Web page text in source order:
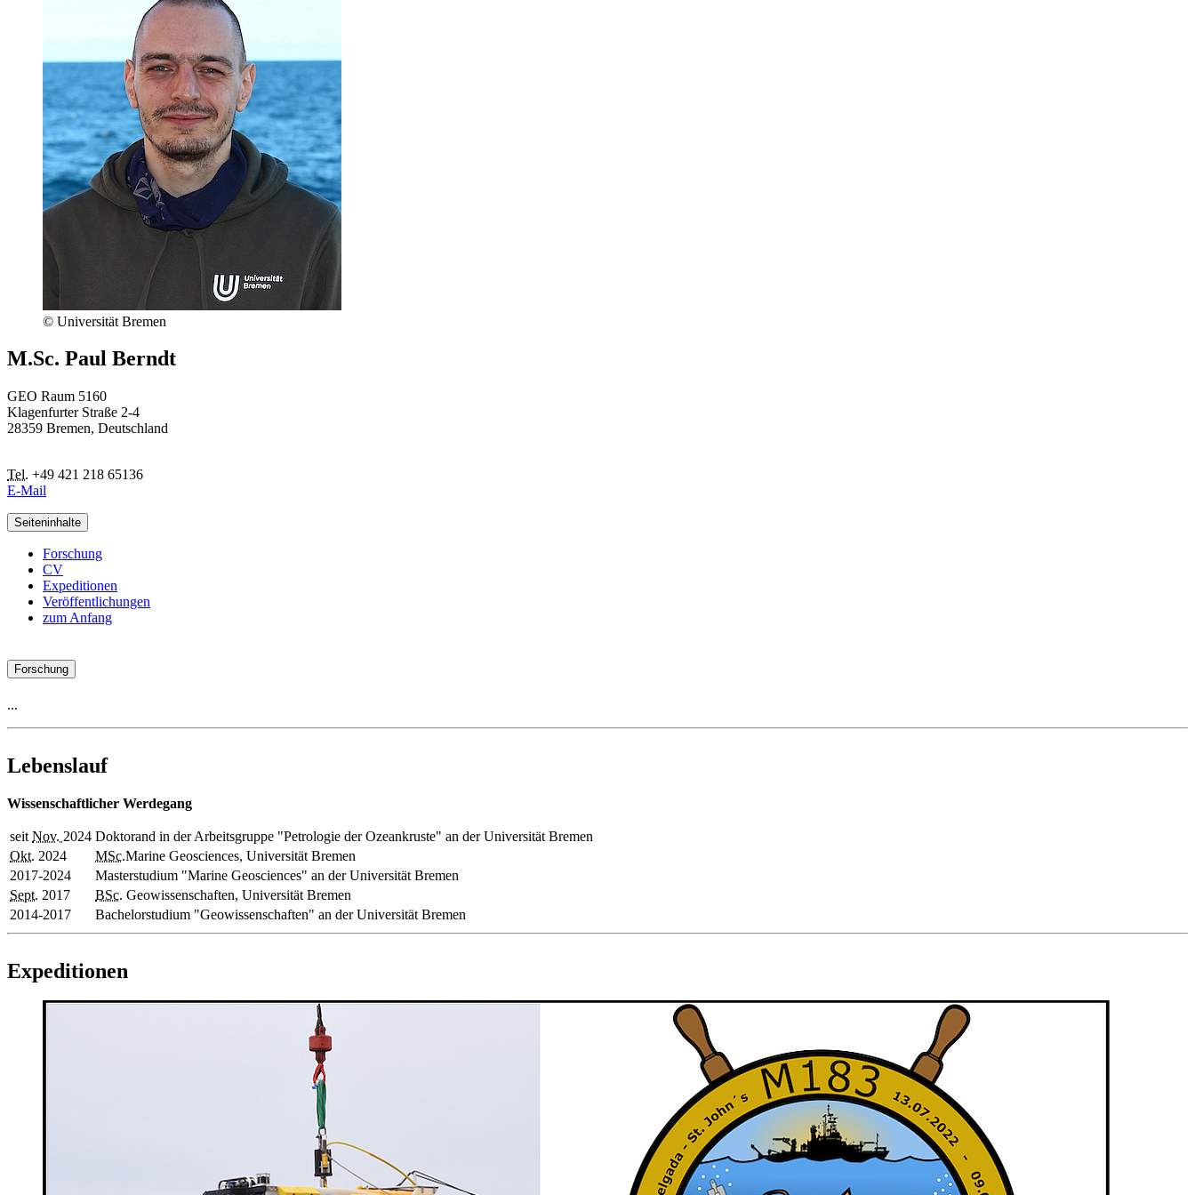
© Universität Bremen
M.Sc. Paul Berndt
GEO Raum 5160
Klagenfurter Straße 2-4
28359 Bremen, Deutschland
Tel. +49 421 218 65136
E-Mail
Seiteninhalte
Forschung
CV
Expeditionen
Veröffentlichungen
zum Anfang
Forschung
...
Lebenslauf
Wissenschaftlicher Werdegang
seit Nov. 2024 Doktorand in der Arbeitsgruppe "Petrologie der Ozeankruste" an der Universität Bremen
Okt. 2024 MSc.Marine Geosciences, Universität Bremen
2017-2024
Masterstudium "Marine Geosciences" an der Universität Bremen
Sept. 2017 BSc. Geowissenschaften, Universität Bremen
2014-2017
Bachelorstudium "Geowissenschaften" an der Universität Bremen
Expeditionen